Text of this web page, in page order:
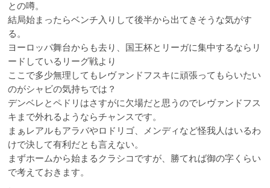
との噂。
結局始まったらベンチ入りして後半から出てきそうな気がす
る。
ヨーロッパ舞台からも去り、国王杯とリーガに集中するならリ
ードしているリーグ戦より
ここで多少無理してもレヴァンドフスキに頑張ってもらいたい
のがシャビの気持ちでは？
デンベレとペドリはさすがに欠場だと思うのでレヴァンドフス
キまで外れるようならチャンスです。
まぁレアルもアラバやロドリゴ、メンディなど怪我人はいるわ
けで決して有利だとも言えない。
まずホームから始まるクラシコですが、勝てれば御の字くらい
で考えておきます。